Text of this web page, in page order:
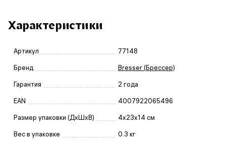
Характеристики
Артикул 77148
Бренд Bresser (Брессер)
Гарантия 2 года
EAN 4007922065496
Размер упаковки (ДxШxВ) 4x23x14 см
Вес в упаковке 0.3 кг